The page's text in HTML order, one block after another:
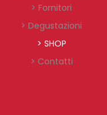
> Fornitori
> Degustazioni
> SHOP
> Contatti